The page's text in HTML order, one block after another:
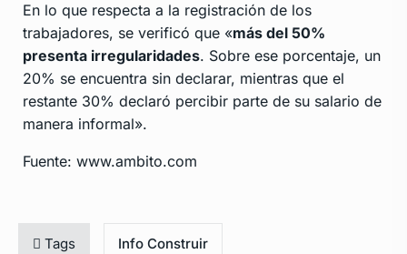
En lo que respecta a la registración de los
trabajadores, se verificó que «más del 50%
presenta irregularidades. Sobre ese porcentaje, un
20% se encuentra sin declarar, mientras que el
restante 30% declaró percibir parte de su salario de
manera informal».
Fuente: www.ambito.com
Tags Info Construir